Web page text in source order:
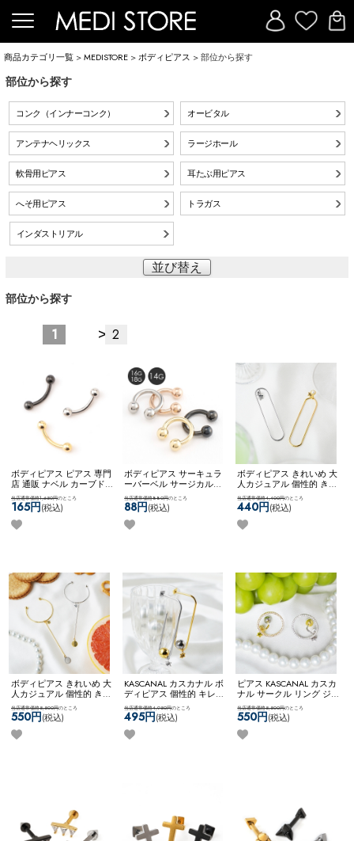
商品カテゴリ一覧 >MEDISTORE >ボディピアス > 部位から探す
部位から探す
コンク（インナーコンク） オービタル
アンテナヘリックス ラージホール
軟骨用ピアス 耳たぶ用ピアス
へそ用ピアス トラガス
インダストリアル
並び替え
部位から探す
>
1 2
ボディピアス ピアス 専門
店 通販 ナベル カーブド
バーベル 臍 へそピアス
ロック ルーク スナッグ
アンチトラガス アイブロ
ー ネコポスOK
当店通常価格1,650円のところ
165円(税込)
ボディピアス サーキュラ
ーバーベル サージカルス
テンレス 金属アレルギー
対応 14G 16G 18G シンプ
ル ネコポスOK
ーバーベル
当店通常価格880円のところ
88円(税込)
ボディピアス きれいめ 大
人カジュアル 個性的 きれ
いめファッション 【ネコ
ポス全品送料無料】
【KASCANAL】Virtical
Circ WF
当店通常価格4,400円のところ
440円(税込)
ボディピアス きれいめ 大
人カジュアル 個性的 きれ
いめファッション 【ネコ
ポス全品送料無料】
【KASCANAL】Stick & Big
CB
当店通常価格5,500円のところ
550円(税込)
KASCANAL カスカナル ボ
ディピアス 個性的 キレイ
め スタッズ カスタム ユ
ニーク 【ネコポス全品送
料無料】【KASCANAL】
3Way Neji Long Circle WF
当店通常価格4,950円のところ
495円(税込)
ピアス KASCANAL カスカ
ナル サークル リング ジ
ュエル キラキラ キレイめ
大ぶりピアス 個性的 【ネ
コポス全品送料無料】
【KASCANAL】
当店通常価格5,500円のところ
550円(税込)